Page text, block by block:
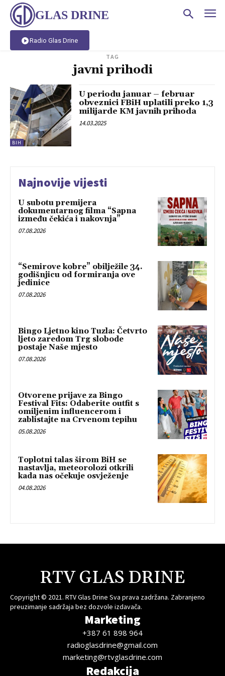
GLAS DRINE
Radio Glas Drine
TAG
javni prihodi
BIH
U periodu januar – februar
obveznici FBiH uplatili preko 1,3
milijarde KM javnih prihoda
14.03.2025
Najnovije vijesti
U subotu premijera
dokumentarnog filma “Sapna
između čekića i nakovnja”
07.08.2026
“Semirove kobre” obilježile 34.
godišnjicu od formiranja ove
jedinice
07.08.2026
Bingo Ljetno kino Tuzla: Četvrto
ljeto zaredom Trg slobode
postaje Naše mjesto
07.08.2026
Otvorene prijave za Bingo
Festival Fits: Odaberite outfit s
omiljenim influencerom i
zablistajte na Crvenom tepihu
05.08.2026
Toplotni talas širom BiH se
nastavlja, meteorolozi otkrili
kada nas očekuje osvježenje
04.08.2026
RTV GLAS DRINE
Copyright © 2021. RTV Glas Drine Sva prava zadržana. Zabranjeno
preuzimanje sadržaja bez dozvole izdavača.
Marketing
+387 61 898 964
radioglasdrine@gmail.com
marketing@rtvglasdrine.com
Redakcija